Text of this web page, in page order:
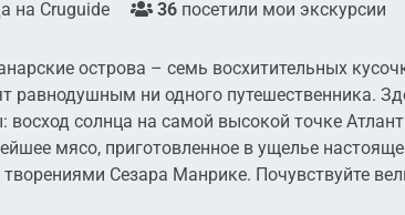
на Cruguide 36 посетили мои экскурсии
острова – семь восхитительных
равнодушным ни одного путешественника.
восход солнца на самой высокой точке
мясо, приготовленное в ущелье
Сезара Манрике. Почувствуйте